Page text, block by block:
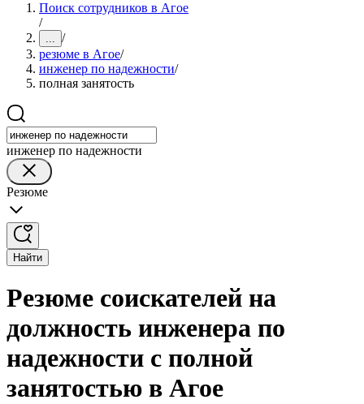
Поиск сотрудников в Агое
/
... /
резюме в Агое/
инженер по надежности/
полная занятость
инженер по надежности
Резюме
Найти
Резюме соискателей на
должность инженера по
надежности с полной
занятостью в Агое